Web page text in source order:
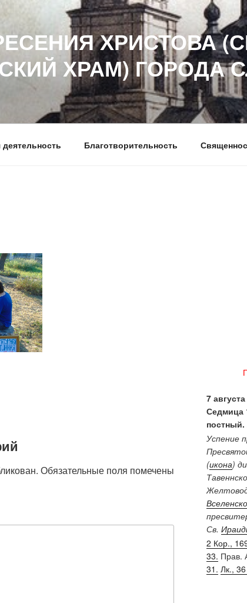
ХРИСТОВА
ХРАМ) ГОРОДА
Благотворительность
Обязательные поля помечены
7
Седмица
постный.
Успение
(икона)
Св.
2 Кор.,
33. Прав.
31. Лк.,